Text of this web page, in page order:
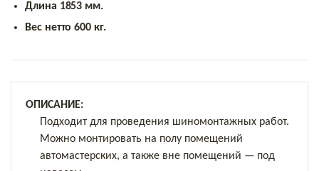
Длина 1853 мм.
Вес нетто 600 кг.
ОПИСАНИЕ:
Подходит для проведения шиномонтажных работ.
Можно монтировать на полу помещений
автомастерских, а также вне помещений — под